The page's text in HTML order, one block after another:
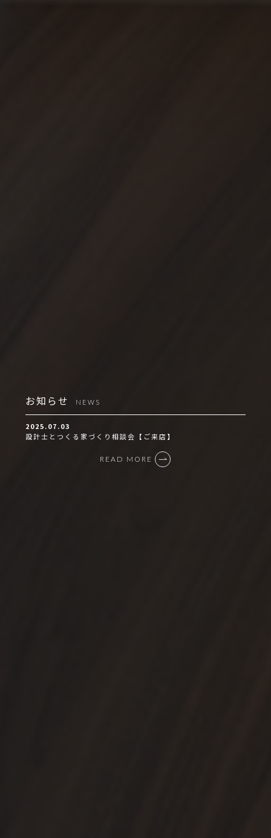
お知らせ NEWS
2025.07.03
設計士とつくる家づくり相談会【ご来店】
READ MORE